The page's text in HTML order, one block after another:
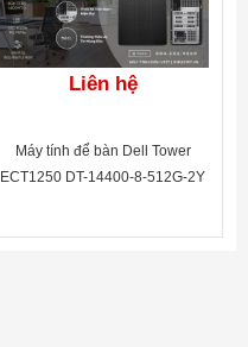
Liên hệ
Máy tính để bàn Dell Tower
ECT1250 DT-14400-8-512G-2Y